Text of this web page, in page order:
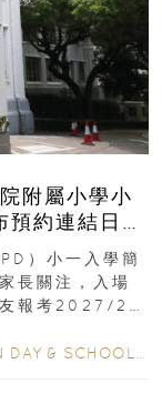
附屬小學小
約連結日期
）小一入學簡
長關注，入場
友報考2027/28
& SCHOOL EVENTS